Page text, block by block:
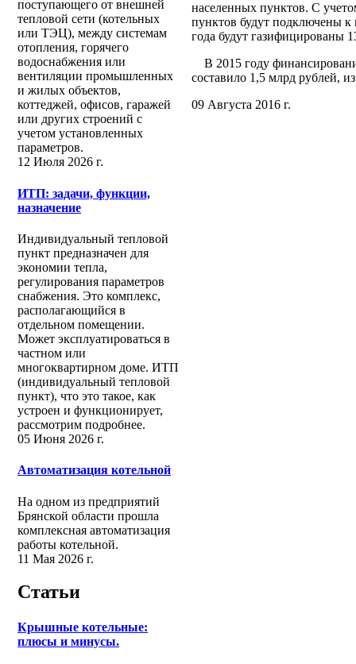
поступающего от внешней
тепловой сети (котельных
или ТЭЦ), между системам
отопления, горячего
водоснабжения или
вентиляции промышленных
и жилых объектов,
коттеджей, офисов, гаражей
или других строений с
учетом установленных
параметров.
12 Июля 2026 г.
ИТП: задачи, функции,
назначение
Индивидуальный тепловой
пункт предназначен для
экономии тепла,
регулирования параметров
снабжения. Это комплекс,
располагающийся в
отдельном помещении.
Может эксплуатироваться в
частном или
многоквартирном доме. ИТП
(индивидуальный тепловой
пункт), что это такое, как
устроен и функционирует,
рассмотрим подробнее.
05 Июня 2026 г.
Автоматизация котельной
На одном из предприятий
Брянской области прошла
комплексная автоматизация
работы котельной.
11 Мая 2026 г.
Статьи
Крышные котельные:
плюсы и минусы.
населенных пунктов. С
пунктов будут подключены к
года будут газифицированы
В 2015 году
составило 1,5 млрд рублей,
09 Августа 2016 г.